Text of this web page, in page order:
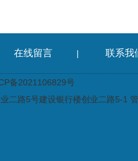
在线留言 | 联系我
备2021106829号
二路5号建设银行楼创业二路5-1